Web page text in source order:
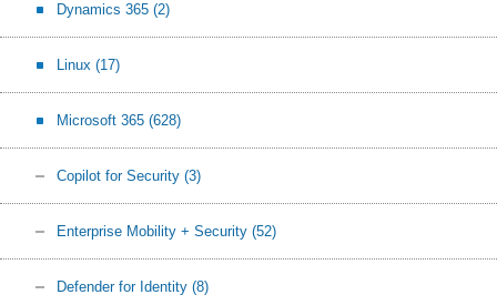
Dynamics 365 (2)
Linux (17)
Microsoft 365 (628)
Copilot for Security (3)
Enterprise Mobility + Security (52)
Defender for Identity (8)